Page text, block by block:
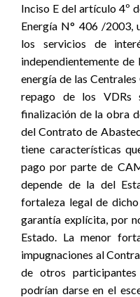
Inciso E del artículo 4º
Energía N° 406 /2003,
los servicios de
independientemente
energía de las
repago de los VDRs
finalización de la obra
del Contrato de
tiene características
pago por parte de
depende de la del
fortaleza legal de
garantía explícita, por
Estado. La menor
impugnaciones al
de otros
podrían darse en el